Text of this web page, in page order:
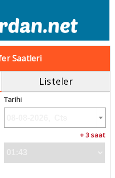
Saatleri
Listeler
Tarihi
+ 3 saat